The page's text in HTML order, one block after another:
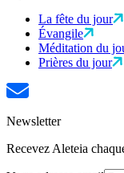
La fête du jour
Évangile
Méditation du
Prières du jour
Newsletter
Recevez Aleteia